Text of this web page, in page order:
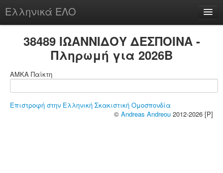
Ελληνικά ΕΛΟ
chesstu.be @ discord
38489 ΙΩΑΝΝΙΔΟΥ ΔΕΣΠΟΙΝΑ -
Πληρωμή για 2026B
ΑΜΚΑ Παίκτη
Επιστροφή στην Ελληνική Σκακιστική Ομοσπονδία
© Andreas Andreou 2012-2026 [P]